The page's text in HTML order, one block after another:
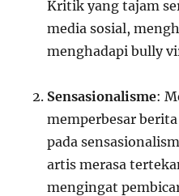
Kritik yang tajam
media sosial,
menghadapi bully
Sensasionalisme:
memperbesar
pada
artis merasa
mengingat